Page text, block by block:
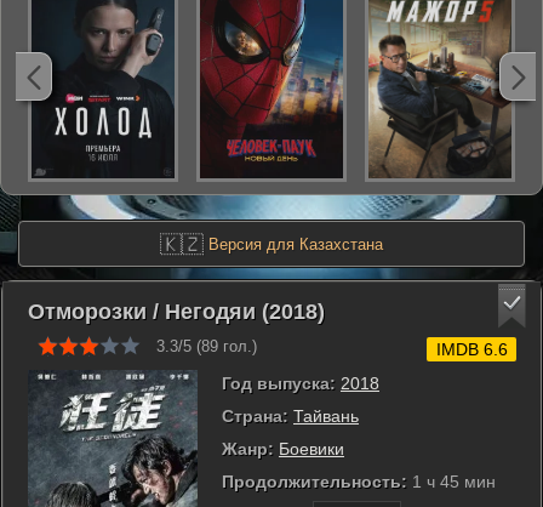
🇰🇿 Версия для Казахстана
Отморозки / Негодяи (2018)
3.3/5 (89 гол.)
Год выпуска: 2018
Страна: Тайвань
Жанр: Боевики
Продолжительность: 1 ч 45 мин
IMDB 6.6